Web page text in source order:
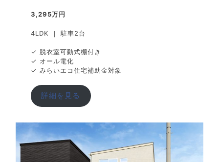
3,295万円
4LDK ｜ 駐車2台
✓ 脱衣室可動式棚付き
✓ オール電化
✓ みらいエコ住宅補助金対象
詳細を見る